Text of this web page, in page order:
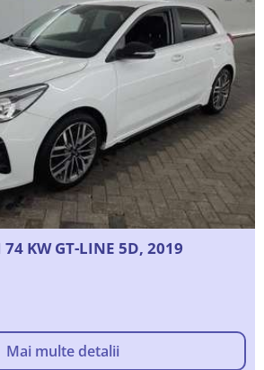
KW GT-LINE 5D, 2019
Mai multe detalii